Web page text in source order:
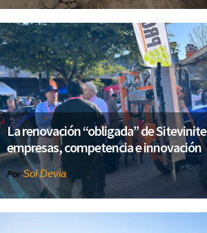
La renovación “obligada” de
empresas, competencia e innovación
Por Sol Devia